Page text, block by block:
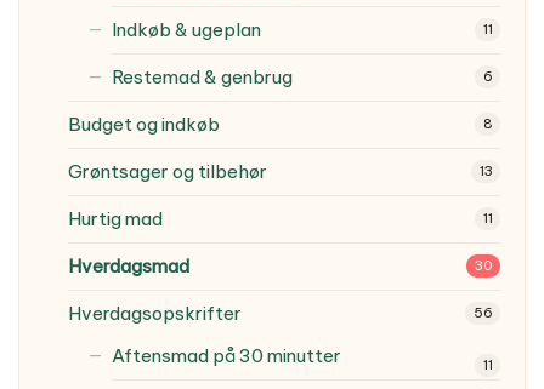
Indkøb & ugeplan 11
Restemad & genbrug 6
Budget og indkøb 8
Grøntsager og tilbehør 13
Hurtig mad 11
Hverdagsmad 30
Hverdagsopskrifter 56
Aftensmad på 30 minutter 11